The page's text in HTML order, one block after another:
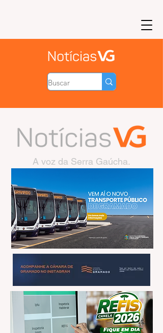
A voz da Serra Gaúcha.